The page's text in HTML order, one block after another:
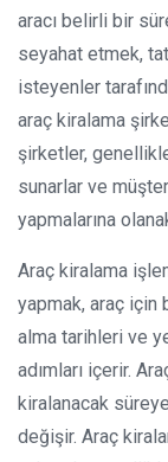
aracı belirli bir
seyahat etmek,
isteyenler
araç kiralama
şirketler,
sunarlar ve
yapmalarına
Araç kiralama
yapmak, araç için
alma tarihleri ve
adımları içerir.
kiralanacak
değişir. Araç